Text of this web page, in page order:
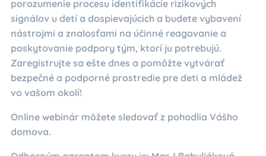
porozumenie procesu identifikácie rizikových
signálov u detí a dospievajúcich a budete vybavení
nástrojmi a znalosťami na účinné reagovanie a
poskytovanie podpory tým, ktorí ju potrebujú.
Zaregistrujte sa ešte dnes a pomôžte vytvárať
bezpečné a podporné prostredie pre deti a mládež
vo vašom okolí!
Online webinár môžete sledovať z pohodlia Vášho
domova.